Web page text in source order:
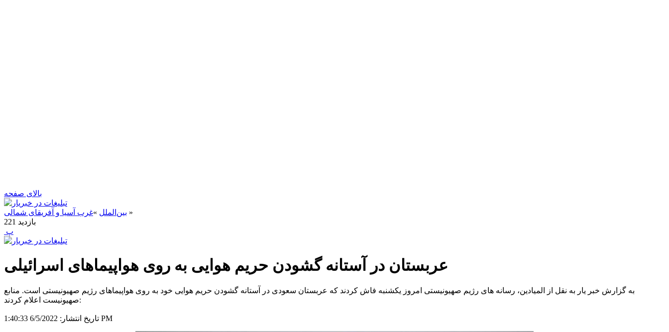
بالای صفحه
بین‌الملل »غرب آسیا و آفریقای شمالی
»
221 بازدید
‍ پ
عربستان در آستانه گشودن حریم هوایی به روی هواپیماهای اسرائیلی
به گزارش خبر یار به نقل از المیادین، رسانه های رژیم صهیونیستی امروز یکشنبه فاش کردند که عربستان سعودی در آستانه گشودن حریم هوایی خود به روی هواپیماهای رژیم صهیونیستی است. منابع
صهیونیست اعلام کردند:
تاریخ انتشار: 6/5/2022 1:40:33 PM